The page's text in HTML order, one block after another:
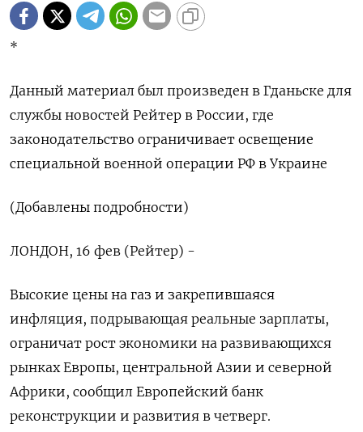
*
Данный материал был произведен в Гданьске для
службы новостей Рейтер в России, где
законодательство ограничивает освещение
специальной военной операции РФ в Украине
(Добавлены подробности)
ЛОНДОН, 16 фев (Рейтер) -
Высокие цены на газ и закрепившаяся
инфляция, подрывающая реальные зарплаты,
ограничат рост экономики на развивающихся
рынках Европы, центральной Азии и северной
Африки, сообщил Европейский банк
реконструкции и развития в четверг.